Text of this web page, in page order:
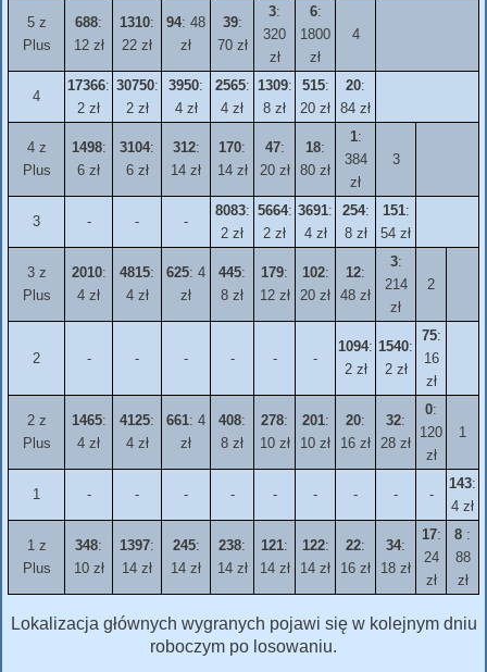
5 z
Plus
688:
12 zł
1310:
22 zł
94: 48
zł
39:
70 zł
3:
320
zł
6:
1800
zł
4
4
17366:
2 zł
30750:
2 zł
3950:
4 zł
2565:
4 zł
1309:
8 zł
515:
20 zł
20:
84 zł
4 z
Plus
1498:
6 zł
3104:
6 zł
312:
14 zł
170:
14 zł
47:
20 zł
18:
80 zł
1:
384
zł
3
3 - - -
8083:
2 zł
5664:
2 zł
3691:
4 zł
254:
8 zł
151:
54 zł
3 z
Plus
2010:
4 zł
4815:
4 zł
625: 4
zł
445:
8 zł
179:
12 zł
102:
20 zł
12:
48 zł
3:
214
zł
2
2 - - - - - -
1094:
2 zł
1540:
2 zł
75:
16
zł
2 z
Plus
1465:
4 zł
4125:
4 zł
661: 4
zł
408:
8 zł
278:
10 zł
201:
10 zł
20:
16 zł
32:
28 zł
0:
120
zł
1
1 - - - - - - - - -
143:
4 zł
1 z
Plus
348:
10 zł
1397:
14 zł
245:
14 zł
238:
14 zł
121:
14 zł
122:
14 zł
22:
16 zł
34:
18 zł
17:
24
zł
8 :
88
zł
Lokalizacja głównych wygranych pojawi się w kolejnym dniu
roboczym po losowaniu.